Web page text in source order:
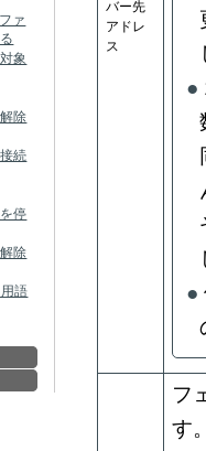
ァ
象
除
続
停
除
語
バー先
アドレ
ス
フ
す